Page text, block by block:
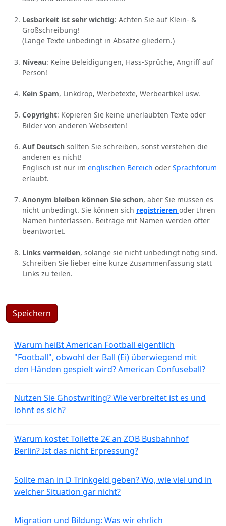
Lesbarkeit ist sehr wichtig: Achten Sie auf Klein- &
Großschreibung!
(Lange Texte unbedingt in Absätze gliedern.)
Niveau: Keine Beleidigungen, Hass-Sprüche, Angriff auf
Person!
Kein Spam, Linkdrop, Werbetexte, Werbeartikel usw.
Copyright: Kopieren Sie keine unerlaubten Texte oder
Bilder von anderen Webseiten!
Auf Deutsch sollten Sie schreiben, sonst verstehen die
anderen es nicht!
Englisch ist nur im englischen Bereich oder Sprachforum
erlaubt.
Anonym bleiben können Sie schon, aber Sie müssen es
nicht unbedingt. Sie können sich registrieren oder Ihren
Namen hinterlassen. Beiträge mit Namen werden öfter
beantwortet.
Links vermeiden, solange sie nicht unbedingt nötig sind.
Schreiben Sie lieber eine kurze Zusammenfassung statt
Links zu teilen.
Speichern
Warum heißt American Football eigentlich
"Football", obwohl der Ball (Ei) überwiegend mit
den Händen gespielt wird? American Confuseball?
Nutzen Sie Ghostwriting? Wie verbreitet ist es und
lohnt es sich?
Warum kostet Toilette 2€ an ZOB Busbahnhof
Berlin? Ist das nicht Erpressung?
Sollte man in D Trinkgeld geben? Wo, wie viel und in
welcher Situation gar nicht?
Migration und Bildung: Was wir ehrlich